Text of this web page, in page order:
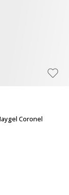
Coronel